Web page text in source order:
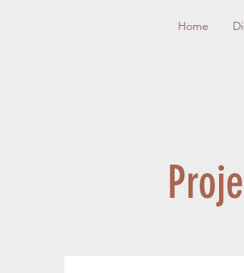
Home